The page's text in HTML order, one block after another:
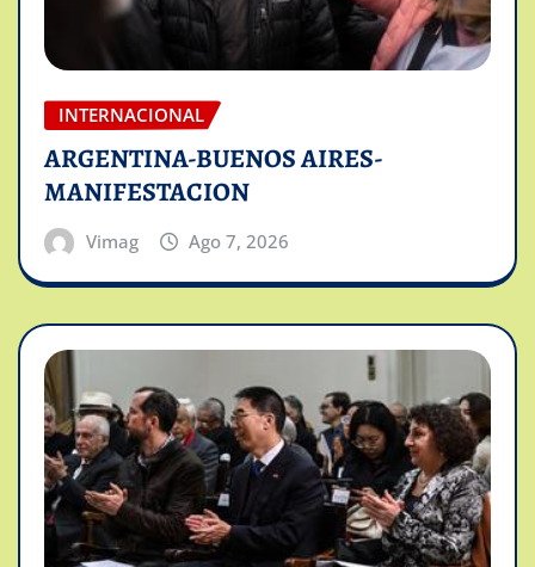
INTERNACIONAL
ARGENTINA-BUENOS AIRES-
MANIFESTACION
Vimag Ago 7, 2026